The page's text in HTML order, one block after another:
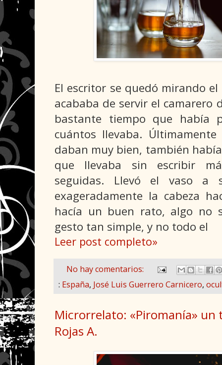
El escritor se quedó mirando
acababa de servir el camarero
bastante tiempo que había
cuántos llevaba.
daban muy bien, también
que llevaba sin escribir
seguidas. Llevó el vaso a
exageradamente la cabeza
hacía un buen rato, algo no
gesto tan simple, y no todo el
Leer post completo»
No hay comentarios:
: España, José Luis Guerrero Carnicero,
Microrrelato: «Piromanía» un
Rojas A.